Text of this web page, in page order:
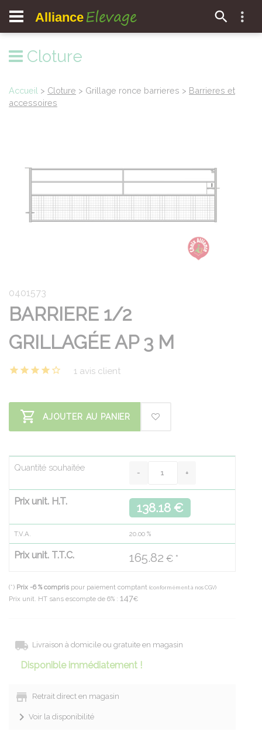
Alliance Elevage
Cloture
Accueil > Cloture > Grillage ronce barrieres > Barrieres et
accessoires
0401573
BARRIERE 1/2
GRILLAGÉE AP 3 M
1 avis client
AJOUTER AU PANIER
Quantité souhaitée
Prix unit. H.T. 138.18 €
T.V.A. 20.00 %
Prix unit. T.T.C. 165.82 € *
(*) Prix -6 % compris pour paiement comptant (conformément à nos CGV)
Prix unit. HT sans escompte de 6% : 147€
Livraison à domicile ou gratuite en magasin
Disponible immédiatement !
Retrait direct en magasin
Voir la disponibilité